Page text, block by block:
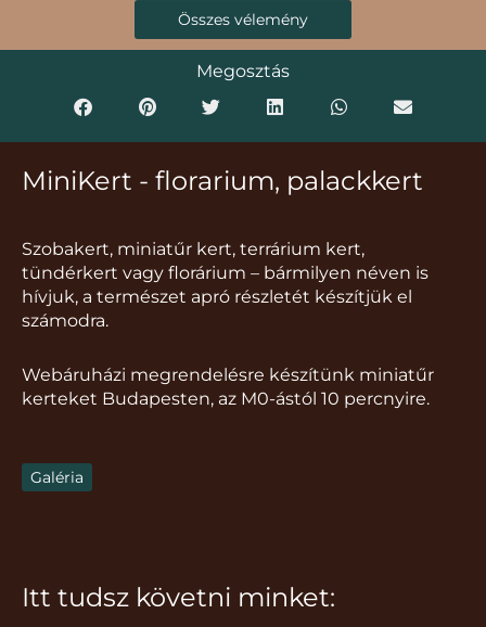
Összes vélemény
Megosztás
MiniKert - florarium, palackkert
Szobakert, miniatűr kert, terrárium kert,
tündérkert vagy florárium – bármilyen néven is
hívjuk, a természet apró részletét készítjük el
számodra.
Webáruházi megrendelésre készítünk miniatűr
kerteket Budapesten, az M0-ástól 10 percnyire.
Galéria
Itt tudsz követni minket: